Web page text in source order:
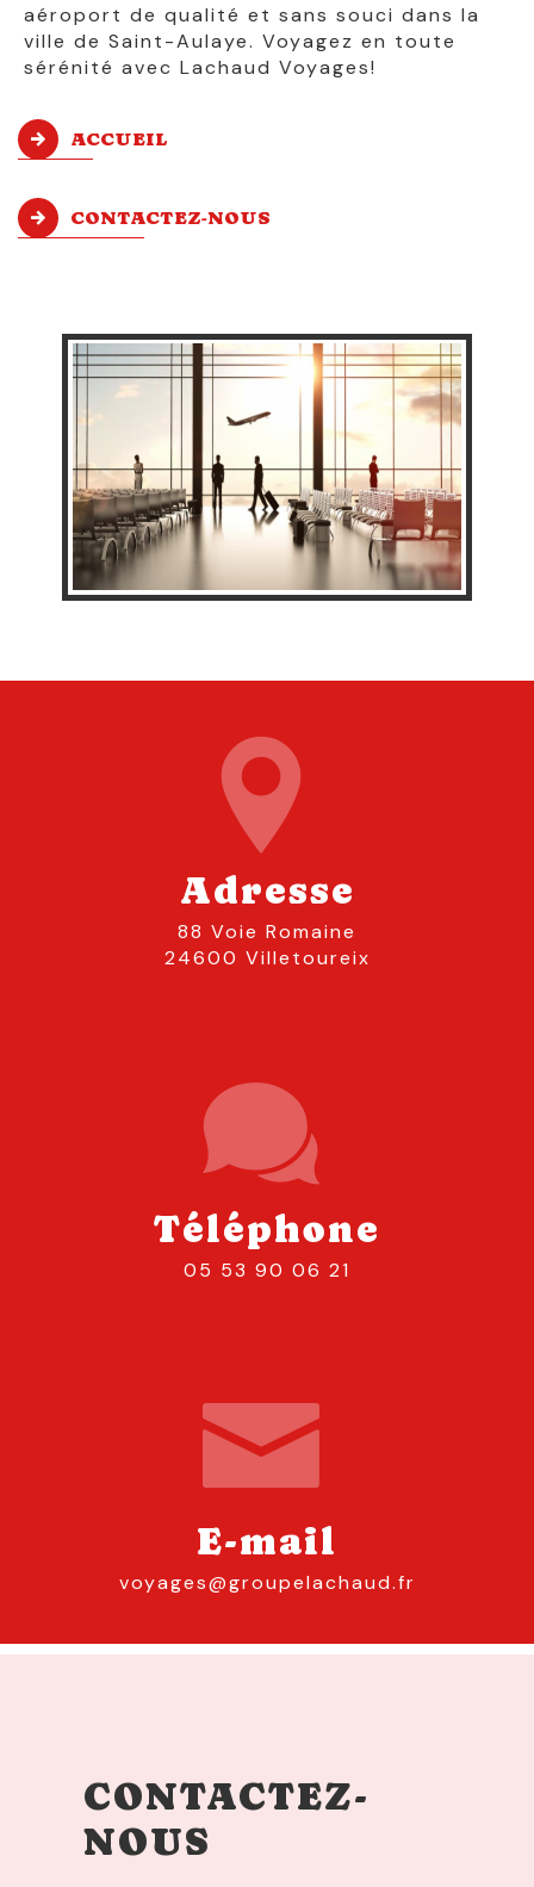
aéroport de qualité et sans souci dans la
ville de Saint-Aulaye. Voyagez en toute
sérénité avec Lachaud Voyages!
ACCUEIL
CONTACTEZ-NOUS
Adresse
88 Voie Romaine
24600 Villetoureix
Téléphone
05 53 90 06 21
E-mail
voyages@groupelachaud.fr
CONTACTEZ-
NOUS